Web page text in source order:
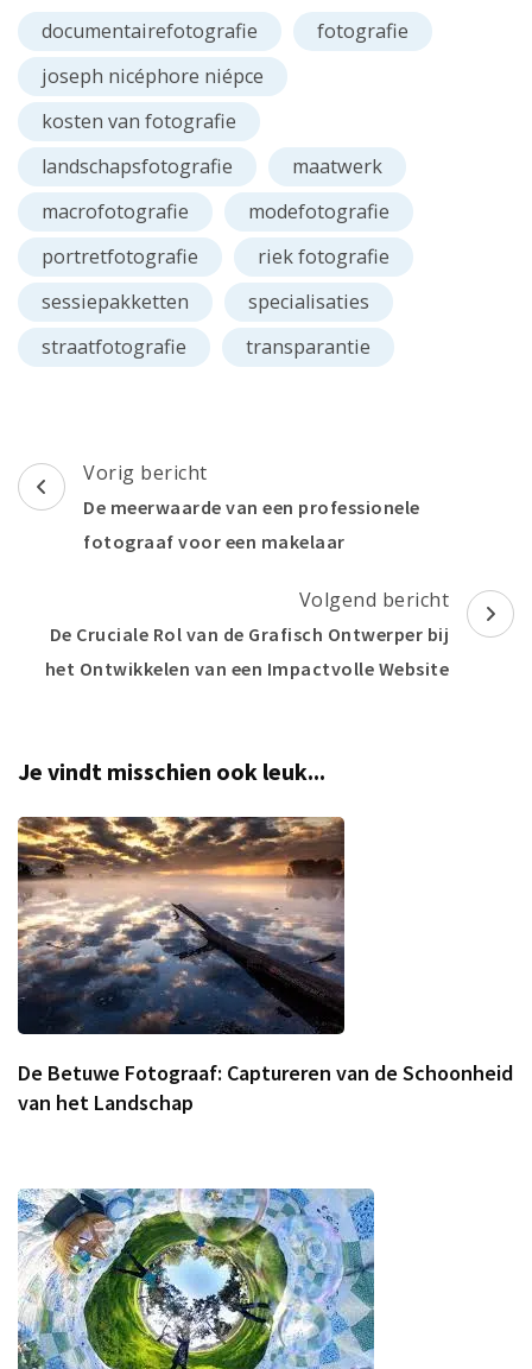
documentairefotografie
fotografie
joseph nicéphore niépce
kosten van fotografie
landschapsfotografie
maatwerk
macrofotografie
modefotografie
portretfotografie
riek fotografie
sessiepakketten
specialisaties
straatfotografie
transparantie
Berichtnavigatie
Vorig bericht
De meerwaarde van een professionele
fotograaf voor een makelaar
Volgend bericht
De Cruciale Rol van de Grafisch Ontwerper bij
het Ontwikkelen van een Impactvolle Website
Je vindt misschien ook leuk...
De Betuwe Fotograaf: Captureren van de Schoonheid
van het Landschap